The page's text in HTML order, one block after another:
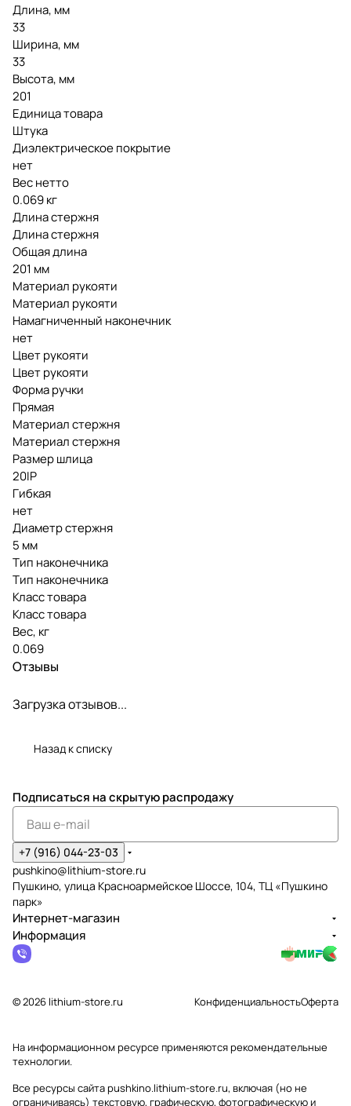
Длина, мм
33
Ширина, мм
33
Высота, мм
201
Единица товара
Штука
Диэлектрическое покрытие
нет
Вес нетто
0.069 кг
Длина стержня
Длина стержня
Общая длина
201 мм
Материал рукояти
Материал рукояти
Намагниченный наконечник
нет
Цвет рукояти
Цвет рукояти
Форма ручки
Прямая
Материал стержня
Материал стержня
Размер шлица
20IP
Гибкая
нет
Диаметр стержня
5 мм
Тип наконечника
Тип наконечника
Класс товара
Класс товара
Вес, кг
0.069
Отзывы
Загрузка отзывов...
Назад к списку
Подписаться на скрытую распродажу
+7 (916) 044-23-03
pushkino@lithium-store.ru
Пушкино, улица Красноармейское Шоссе, 104, ТЦ «Пушкино
парк»
Интернет-магазин
Информация
© 2026 lithium-store.ru КонфиденциальностьОферта
На информационном ресурсе применяютсярекомендательные
технологии.
Все ресурсы сайта pushkino.lithium-store.ru, включая (но не
ограничиваясь) текстовую, графическую, фотографическую и